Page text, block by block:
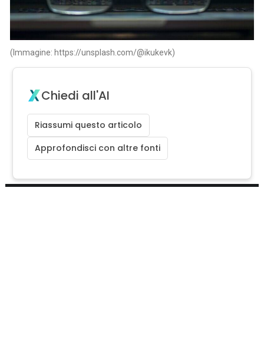
(Immagine: https://unsplash.com/@ikukevk)
Chiedi all'AI
Riassumi questo articolo
Approfondisci con altre fonti